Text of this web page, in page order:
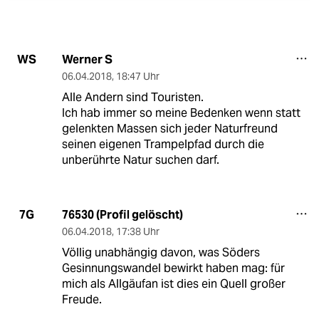
WS Werner S
06.04.2018, 18:47 Uhr
Alle Andern sind Touristen.
Ich hab immer so meine Bedenken wenn statt
gelenkten Massen sich jeder Naturfreund
seinen eigenen Trampelpfad durch die
unberührte Natur suchen darf.
7G 76530 (Profil gelöscht)
06.04.2018, 17:38 Uhr
Völlig unabhängig davon, was Söders
Gesinnungswandel bewirkt haben mag: für
mich als Allgäufan ist dies ein Quell großer
Freude.